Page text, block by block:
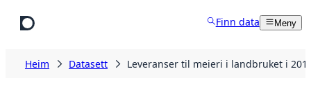
Finn data Meny
Heim Datasett Leveranser til meieri i landbruket i